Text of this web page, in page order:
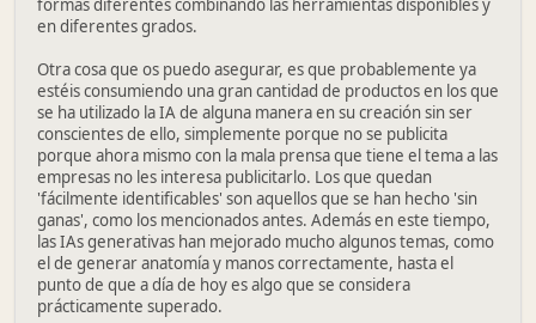
formas diferentes combinando las herramientas disponibles y
en diferentes grados.
Otra cosa que os puedo asegurar, es que probablemente ya
estéis consumiendo una gran cantidad de productos en los que
se ha utilizado la IA de alguna manera en su creación sin ser
conscientes de ello, simplemente porque no se publicita
porque ahora mismo con la mala prensa que tiene el tema a las
empresas no les interesa publicitarlo. Los que quedan
'fácilmente identificables' son aquellos que se han hecho 'sin
ganas', como los mencionados antes. Además en este tiempo,
las IAs generativas han mejorado mucho algunos temas, como
el de generar anatomía y manos correctamente, hasta el
punto de que a día de hoy es algo que se considera
prácticamente superado.